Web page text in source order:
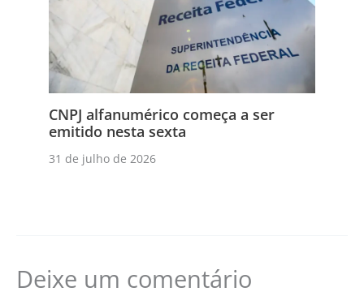
CNPJ alfanumérico começa a ser
emitido nesta sexta
31 de julho de 2026
Deixe um comentário